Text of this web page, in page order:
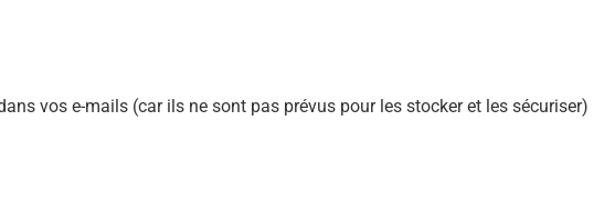
vos e-mails (car ils ne sont pas prévus pour les stocker et les sécuriser)